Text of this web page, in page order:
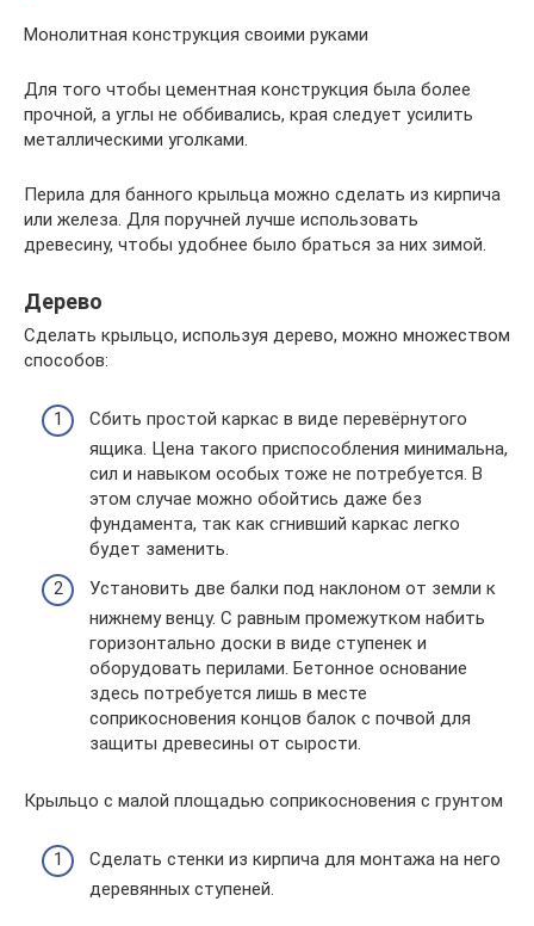
Монолитная конструкция своими руками
Для того чтобы цементная конструкция была более
прочной, а углы не оббивались, края следует усилить
металлическими уголками.
Перила для банного крыльца можно сделать из кирпича
или железа. Для поручней лучше использовать
древесину, чтобы удобнее было браться за них зимой.
Дерево
Сделать крыльцо, используя дерево, можно множеством
способов:
Сбить простой каркас в виде перевёрнутого
ящика. Цена такого приспособления минимальна,
сил и навыком особых тоже не потребуется. В
этом случае можно обойтись даже без
фундамента, так как сгнивший каркас легко
будет заменить.
Установить две балки под наклоном от земли к
нижнему венцу. С равным промежутком набить
горизонтально доски в виде ступенек и
оборудовать перилами. Бетонное основание
здесь потребуется лишь в месте
соприкосновения концов балок с почвой для
защиты древесины от сырости.
Крыльцо с малой площадью соприкосновения с грунтом
Сделать стенки из кирпича для монтажа на него
деревянных ступеней.